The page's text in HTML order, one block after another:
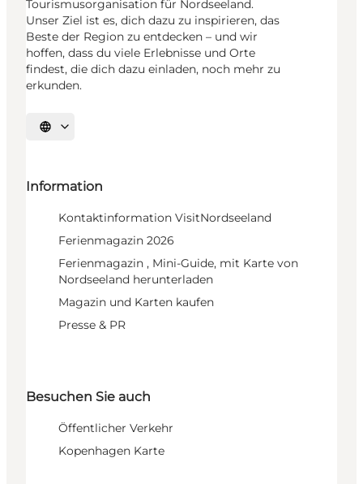
Tourismusorganisation für Nordseeland.
Unser Ziel ist es, dich dazu zu inspirieren, das
Beste der Region zu entdecken – und wir
hoffen, dass du viele Erlebnisse und Orte
findest, die dich dazu einladen, noch mehr zu
erkunden.
Sprache auswählen
Information
Kontaktinformation VisitNordseeland
Ferienmagazin 2026
Ferienmagazin , Mini-Guide, mit Karte von
Nordseeland herunterladen
Magazin und Karten kaufen
Presse & PR
Besuchen Sie auch
Öffentlicher Verkehr
Kopenhagen Karte